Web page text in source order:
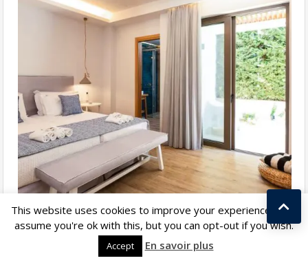
This website uses cookies to improve your experience. We'll
assume you're ok with this, but you can opt-out if you wish.
Accept En savoir plus
Kostas Taralas